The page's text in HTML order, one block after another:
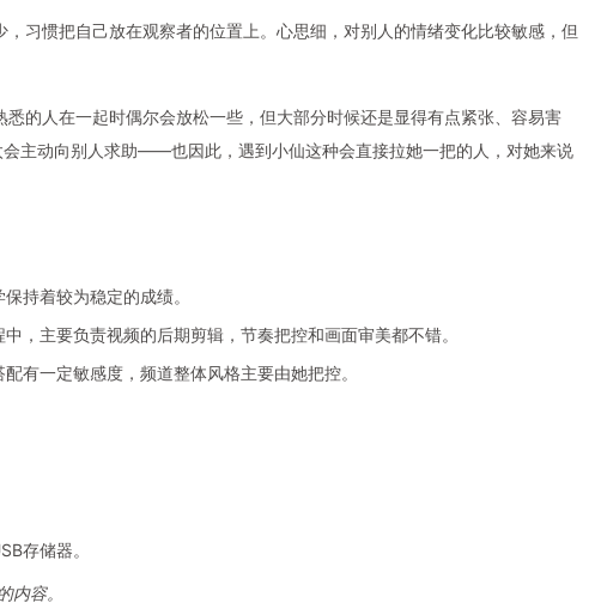
习惯把自己放在观察者的位置上。心思细，对别人的情绪变化比较敏感，但
的人在一起时偶尔会放松一些，但大部分时候还是显得有点紧张、容易害
会主动向别人求助——也因此，遇到小仙这种会直接拉她一把的人，对她来说
持着较为稳定的成绩。
，主要负责视频的后期剪辑，节奏把控和画面审美都不错。
有一定敏感度，频道整体风格主要由她把控。
存储器。
内容。